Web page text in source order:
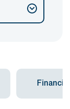
Financial